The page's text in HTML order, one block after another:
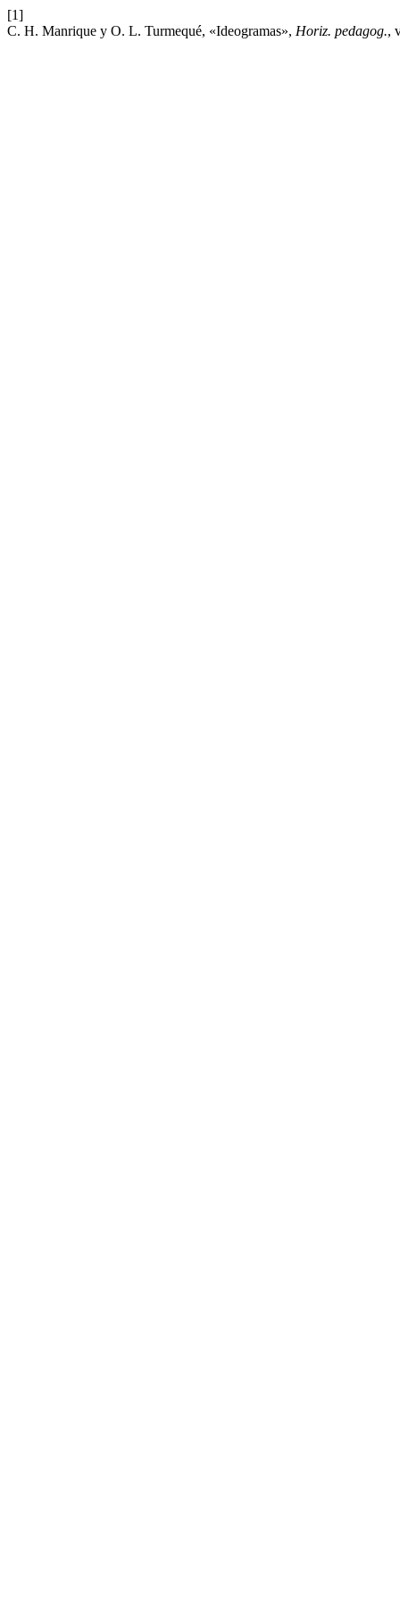
[1]
C. H. Manrique y O. L. Turmequé, «Ideogramas», Horiz. pedagog.,